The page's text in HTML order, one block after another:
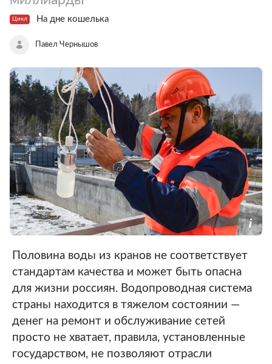
Цикл На дне кошелька
Павел Чернышов
Половина воды из кранов не соответствует
стандартам качества и может быть опасна
для жизни россиян. Водопроводная система
страны находится в тяжелом состоянии —
денег на ремонт и обслуживание сетей
просто не хватает, правила, установленные
государством, не позволяют отрасли